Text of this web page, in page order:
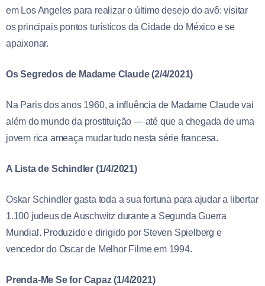
em Los Angeles para realizar o último desejo do avô: visitar
os principais pontos turísticos da Cidade do México e se
apaixonar.
Os Segredos de Madame Claude (2/4/2021)
Na Paris dos anos 1960, a influência de Madame Claude vai
além do mundo da prostituição — até que a chegada de uma
jovem rica ameaça mudar tudo nesta série francesa.
A Lista de Schindler (1/4/2021)
Oskar Schindler gasta toda a sua fortuna para ajudar a libertar
1.100 judeus de Auschwitz durante a Segunda Guerra
Mundial. Produzido e dirigido por Steven Spielberg e
vencedor do Oscar de Melhor Filme em 1994.
Prenda-Me Se for Capaz (1/4/2021)